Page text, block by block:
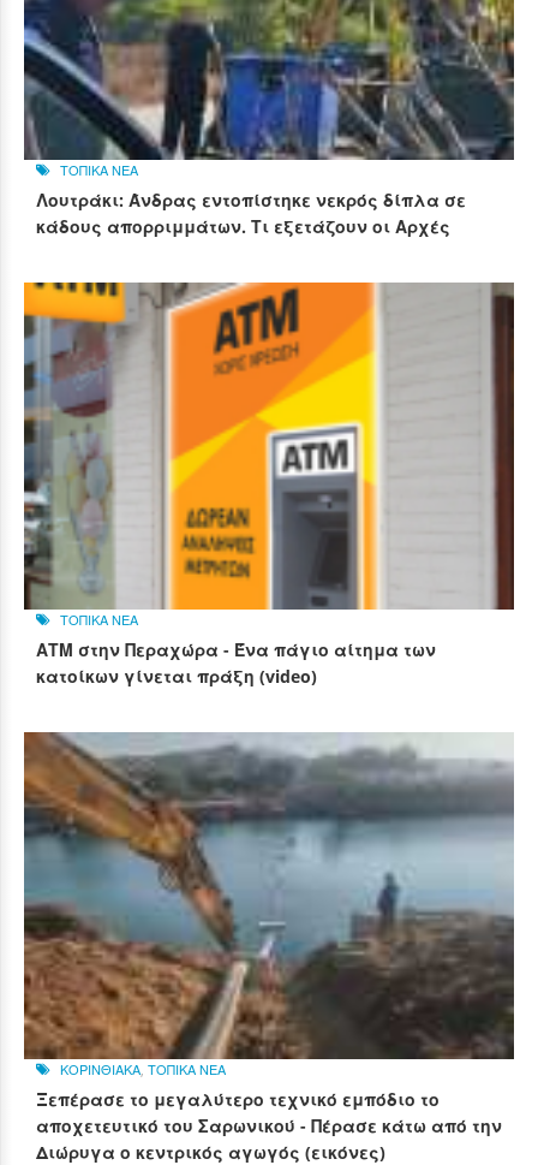
ΤΟΠΙΚΑ ΝΕΑ
Λουτράκι: Άνδρας εντοπίστηκε νεκρός δίπλα σε
κάδους απορριμμάτων. Τι εξετάζουν οι Αρχές
ΤΟΠΙΚΑ ΝΕΑ
ΑΤΜ στην Περαχώρα - Ένα πάγιο αίτημα των
κατοίκων γίνεται πράξη (video)
ΚΟΡΙΝΘΙΑΚΑ ΤΟΠΙΚΑ ΝΕΑ
Ξεπέρασε το μεγαλύτερο τεχνικό εμπόδιο το
αποχετευτικό του Σαρωνικού - Πέρασε κάτω από την
Διώρυγα ο κεντρικός αγωγός (εικόνες)